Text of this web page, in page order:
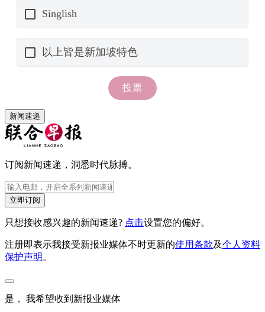
新闻速递
订阅新闻速递，洞悉时代脉搏。
立即订阅
只想接收感兴趣的新闻速递? 点击设置您的偏好。
注册即表示我接受新报业媒体不时更新的使用条款及个人资料
保护声明。
是， 我希望收到新报业媒体